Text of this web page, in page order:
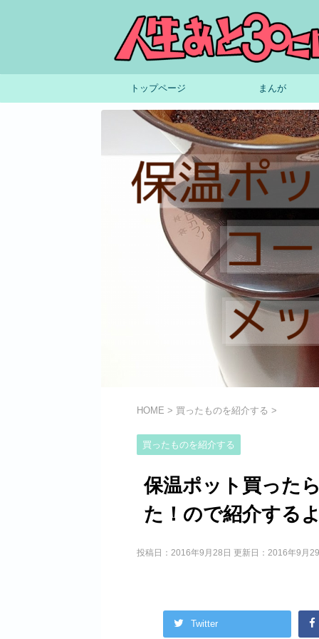
トップページ まんが
HOME > 買ったものを紹介する >
買ったものを紹介する
保温ポット買った
た！ので紹介するよ
投稿日：2016年9月28日 更新日： 2016年9月
Twitter